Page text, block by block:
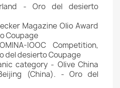
- Oro del desierto
Magazine Olio Award
Coupage
IOOC Competition,
del desierto Coupage
category - Olive China
(China). - Oro del